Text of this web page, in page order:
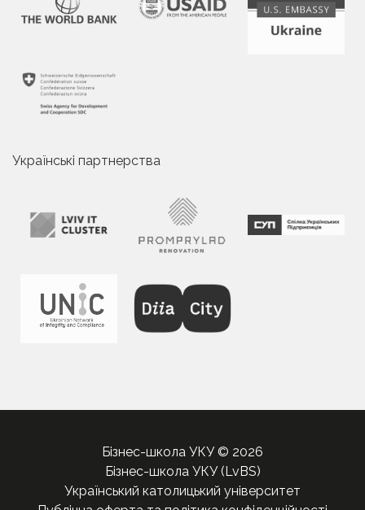
Українські партнерства
Бізнес-школа УКУ © 2026
Бізнес-школа УКУ (LvBS)
Український католицький університет